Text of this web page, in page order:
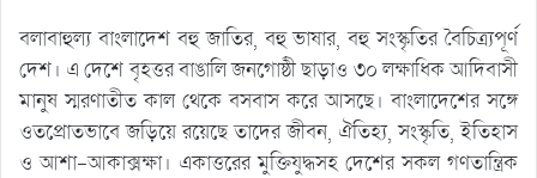
বলাবাহুল্য বাংলাদেশ বহু জাতির, বহু ভাষার, বহু সংস্কৃতির বৈচিত্র্যপূর্ণ
দেশ। এ দেশে বৃহত্তর বাঙালি জনগোষ্ঠী ছাড়াও ৩০ লক্ষাধিক আদিবাসী
মানুষ স্মরণাতীত কাল থেকে বসবাস করে আসছে। বাংলাদেশের সঙ্গে
ওতপ্রোতভাবে জড়িয়ে রয়েছে তাদের জীবন, ঐতিহ্য, সংস্কৃতি, ইতিহাস
ও আশা-আকাক্সক্ষা। একাত্তরের মুক্তিযুদ্ধসহ দেশের সকল গণতান্ত্রিক